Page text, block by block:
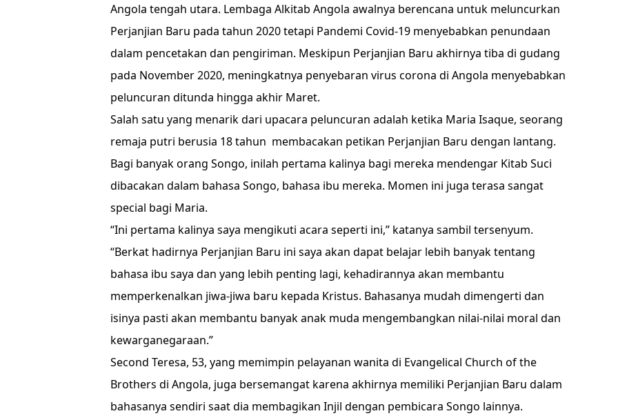
Angola tengah utara. Lembaga Alkitab Angola awalnya berencana untuk meluncurkan
Perjanjian Baru pada tahun 2020 tetapi Pandemi Covid-19 menyebabkan penundaan
dalam pencetakan dan pengiriman. Meskipun Perjanjian Baru akhirnya tiba di gudang
pada November 2020, meningkatnya penyebaran virus corona di Angola menyebabkan
peluncuran ditunda hingga akhir Maret.
Salah satu yang menarik dari upacara peluncuran adalah ketika Maria Isaque, seorang
remaja putri berusia 18 tahun membacakan petikan Perjanjian Baru dengan lantang.
Bagi banyak orang Songo, inilah pertama kalinya bagi mereka mendengar Kitab Suci
dibacakan dalam bahasa Songo, bahasa ibu mereka. Momen ini juga terasa sangat
special bagi Maria.
“Ini pertama kalinya saya mengikuti acara seperti ini,” katanya sambil tersenyum.
“Berkat hadirnya Perjanjian Baru ini saya akan dapat belajar lebih banyak tentang
bahasa ibu saya dan yang lebih penting lagi, kehadirannya akan membantu
memperkenalkan jiwa-jiwa baru kepada Kristus. Bahasanya mudah dimengerti dan
isinya pasti akan membantu banyak anak muda mengembangkan nilai-nilai moral dan
kewarganegaraan.”
Second Teresa, 53, yang memimpin pelayanan wanita di Evangelical Church of the
Brothers di Angola, juga bersemangat karena akhirnya memiliki Perjanjian Baru dalam
bahasanya sendiri saat dia membagikan Injil dengan pembicara Songo lainnya.